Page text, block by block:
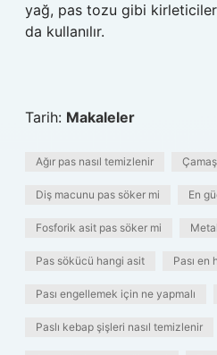
yağ, pas tozu gibi
da kullanılır.
Tarih: Makaleler
Ağır pas nasıl temizlenir
Diş macunu pas söker mi En
Fosforik asit pas söker mi
Pas sökücü hangi asit Pası en
Pası engellemek için ne yapmalı
Paslı kebap şişleri nasıl temizlenir